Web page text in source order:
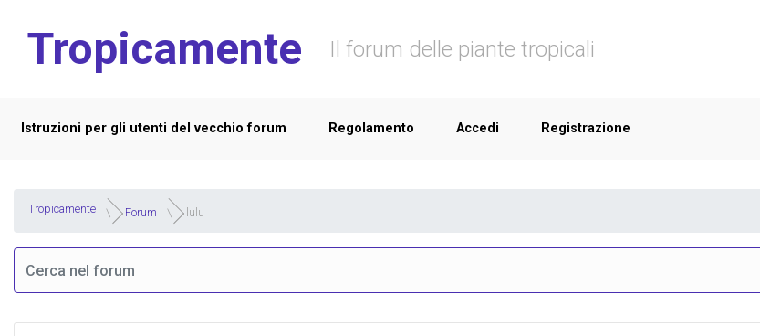
Tropicamente Il forum delle piante tropicali
Istruzioni per gli utenti del vecchio forum Regolamento Accedi Registrazione
Tropicamente Forum lulu